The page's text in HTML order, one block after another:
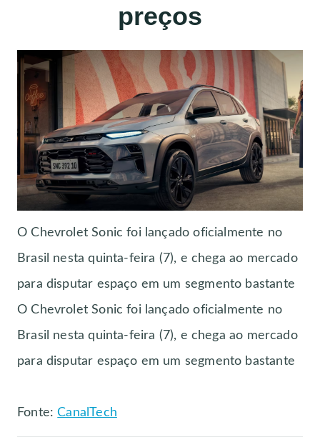
preços
O Chevrolet Sonic foi lançado oficialmente no
Brasil nesta quinta-feira (7), e chega ao mercado
para disputar espaço em um segmento bastante
O Chevrolet Sonic foi lançado oficialmente no
Brasil nesta quinta-feira (7), e chega ao mercado
para disputar espaço em um segmento bastante
Fonte:CanalTech